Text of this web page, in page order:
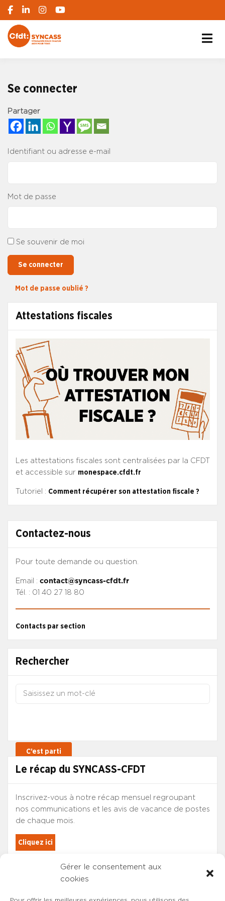
Gérer le consentement aux
cookies
Attestations fiscales
Les attestations fiscales sont centralisées par la CFDT
et accessible sur monespace.cfdt.fr
Tutoriel : Comment récupérer son attestation fiscale ?
Contactez-nous
Pour toute demande ou question.
Email : contact@syncass-cfdt.fr
Tél. : 01 40 27 18 80
Contacts par section
Se connecter
Partager
Identifiant ou adresse e-mail
Mot de passe
Se souvenir de moi
Se connecter
Mot de passe oublié ?
Rechercher
Le récap du SYNCASS-CFDT
Inscrivez-vous à notre récap mensuel regroupant
nos communications et les avis de vacance de postes
de chaque mois.
Cliquez ici
Les adhérents du SYNCASS-CFDT
sont automatiquement inscrits.